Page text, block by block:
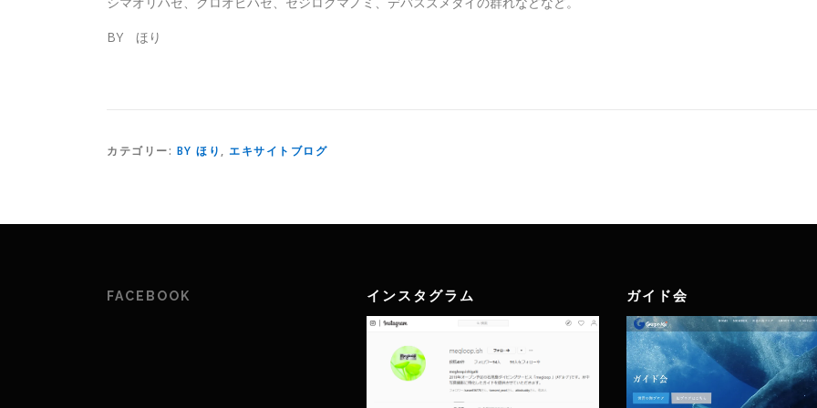
BY ほり
カテゴリー: BY ほり , エキサイトブログ
FACEBOOK インスタグラム ガイド会